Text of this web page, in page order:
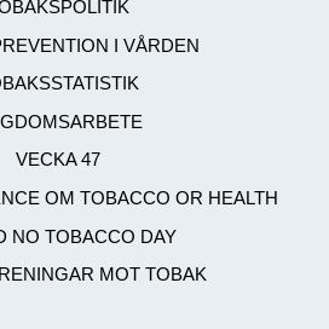
I VÅRDEN
VECKA 47
OM TOBACCO OR HEALTH
NO TOBACCO DAY
MOT TOBAK